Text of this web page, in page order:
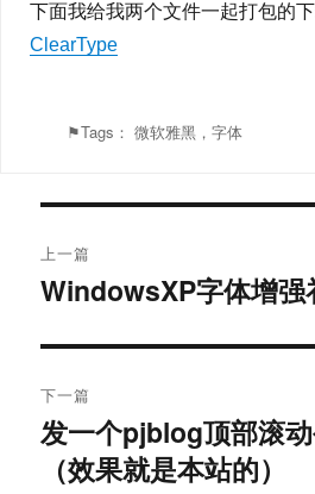
下面我给我两个文件一起打包的
ClearType
⚑Tags： 微软雅黑，字体
章
航
上一篇
上
文
章：
WindowsXP字体增强
下一篇
下
篇
发一个pjblog顶部滚动
（效果就是本站的）